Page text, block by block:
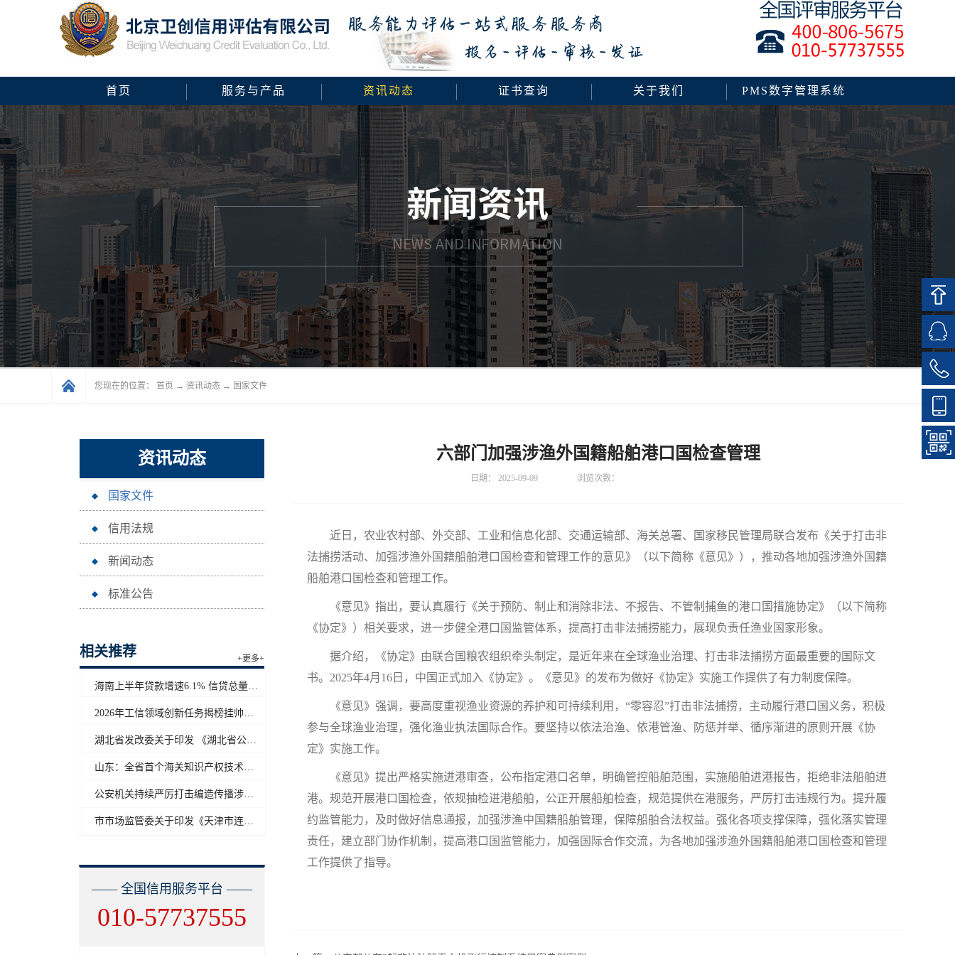
首页 服务与产品 资讯动态 证书查询 关于我们 PMS数字管理系统
您现在的位置： 首页 → 资讯动态 → 国家文件
资讯动态
国家文件
信用法规
新闻动态
标准公告
相关推荐 +更多+
海南上半年贷款增速6.1% 信贷总量保持合理平稳增长
2026年工信领域创新任务揭榜挂帅工作启动
湖北省发改委关于印发 《湖北省公共信用信息目录（2026年版）》的通知
山东：全省首个海关知识产权技术调查官制度落地济南自贸片区
公安机关持续严厉打击编造传播涉汛涉灾网络谣言
市市场监管委关于印发《天津市连锁企业食品经营许可“先证后核”信用承诺审批实施办法》的通知
—— 全国信用服务平台 ——
010-57737555
六部门加强涉渔外国籍船舶港口国检查管理
日期： 2025-09-09 浏览次数：
近日，农业农村部、外交部、工业和信息化部、交通运输部、海关总署、国家移民管理局联合发布《关于打击非
法捕捞活动、加强涉渔外国籍船舶港口国检查和管理工作的意见》（以下简称《意见》），推动各地加强涉渔外国籍
船舶港口国检查和管理工作。
《意见》指出，要认真履行《关于预防、制止和消除非法、不报告、不管制捕鱼的港口国措施协定》（以下简称
《协定》）相关要求，进一步健全港口国监管体系，提高打击非法捕捞能力，展现负责任渔业国家形象。
据介绍，《协定》由联合国粮农组织牵头制定，是近年来在全球渔业治理、打击非法捕捞方面最重要的国际文
书。2025年4月16日，中国正式加入《协定》。《意见》的发布为做好《协定》实施工作提供了有力制度保障。
《意见》强调，要高度重视渔业资源的养护和可持续利用，“零容忍”打击非法捕捞，主动履行港口国义务，积极
参与全球渔业治理，强化渔业执法国际合作。要坚持以依法治渔、依港管渔、防惩并举、循序渐进的原则开展《协
定》实施工作。
《意见》提出严格实施进港审查，公布指定港口名单，明确管控船舶范围，实施船舶进港报告，拒绝非法船舶进
港。规范开展港口国检查，依规抽检进港船舶，公正开展船舶检查，规范提供在港服务，严厉打击违规行为。提升履
约监管能力，及时做好信息通报，加强涉渔中国籍船舶管理，保障船舶合法权益。强化各项支撑保障，强化落实管理
责任，建立部门协作机制，提高港口国监管能力，加强国际合作交流，为各地加强涉渔外国籍船舶港口国检查和管理
工作提供了指导。